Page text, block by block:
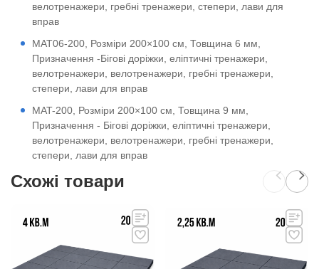
велотренажери, гребні тренажери, степери, лави для
вправ
MAT06-200, Розміри 200×100 см, Товщина 6 мм,
Призначення -Бігові доріжки, еліптичні тренажери,
велотренажери, велотренажери, гребні тренажери,
степери, лави для вправ
MAT-200, Розміри 200×100 см, Товщина 9 мм,
Призначення - Бігові доріжки, еліптичні тренажери,
велотренажери, велотренажери, гребні тренажери,
степери, лави для вправ
Схожі товари